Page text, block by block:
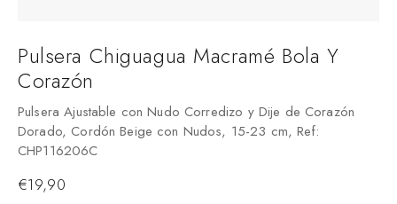
Pulsera Chiguagua Macramé Bola Y
Corazón
Pulsera Ajustable con Nudo Corredizo y Dije de Corazón
Dorado, Cordón Beige con Nudos, 15-23 cm, Ref:
CHP116206C
€19,90